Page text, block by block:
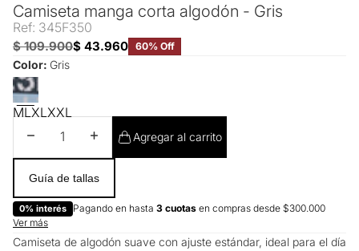
Camiseta manga corta algodón - Gris
Ref: 345F350
$ 109.900$ 43.960 60% Off
Color: Gris
ML XL XXL
Disminuir cantidadAumentar cantidad
Agregar al carrito
Guía de tallas
0% interés Pagando en hasta 3 cuotas en compras desde $300.000
Ver más
Camiseta de algodón suave con ajuste estándar, ideal para el día